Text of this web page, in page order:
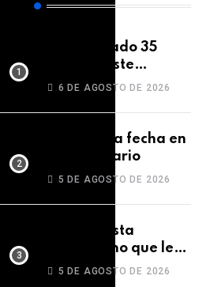
¡Han pasado 35
años de este
momento
6 DE AGOSTO DE 2026
Anota esta fecha en
tu calendario
5 DE AGOSTO DE 2026
El periodista
venezolano que le
dio la vuelta al
5 DE AGOSTO DE 2026